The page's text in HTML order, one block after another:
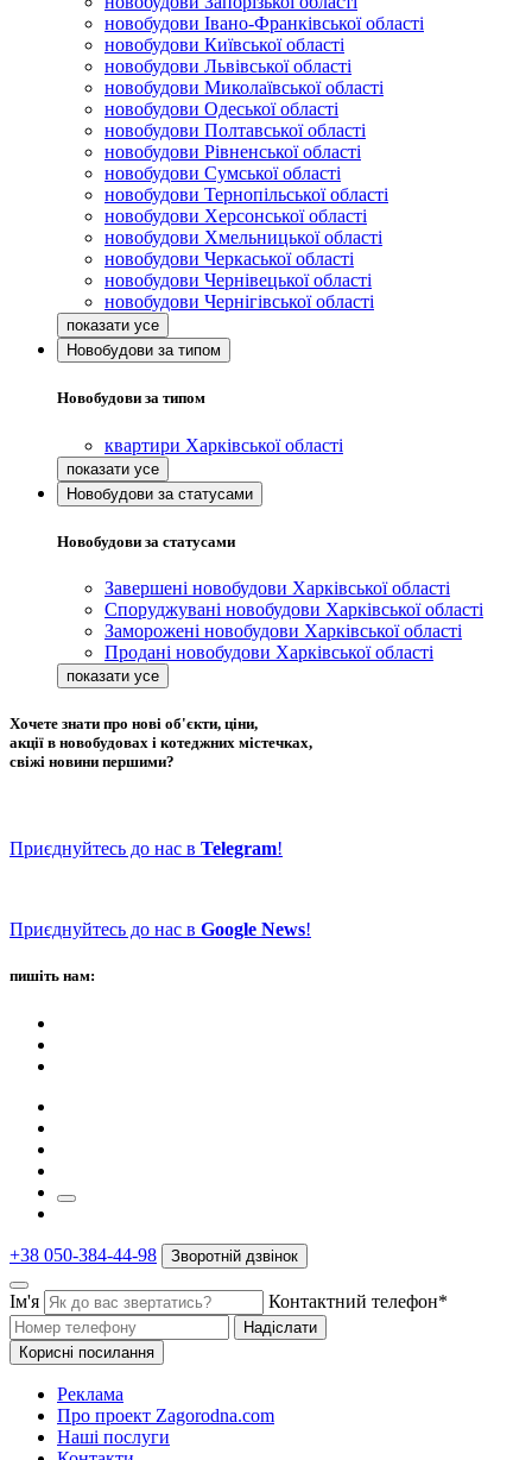
новобудови Івано-Франківської області
новобудови Київської області
новобудови Львівської області
новобудови Миколаївської області
новобудови Одеської області
новобудови Полтавської області
новобудови Рівненської області
новобудови Сумської області
новобудови Тернопільської області
новобудови Херсонської області
новобудови Хмельницької області
новобудови Черкаської області
новобудови Чернівецької області
новобудови Чернігівської області
Новобудови за типом
Новобудови за типом
квартири Харківської області
Новобудови за статусами
Новобудови за статусами
Завершені новобудови Харківської області
Споруджувані новобудови Харківської області
Заморожені новобудови Харківської області
Продані новобудови Харківської області
Хочете знати про нові об'єкти, ціни,
акції в новобудовах і котеджних містечках,
свіжі новини першими?
Приєднуйтесь до нас в Telegram!
Приєднуйтесь до нас в Google News!
пишіть нам:
+38 050-384-44-98 Зворотній дзвінок
Ім'я Контактний телефон*
Надіслати
Корисні посилання
Реклама
Про проект Zagorodna.com
Наші послуги